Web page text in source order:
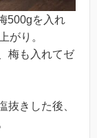
500gを入れ
がり。
梅も入れてゼ
抜きした後、